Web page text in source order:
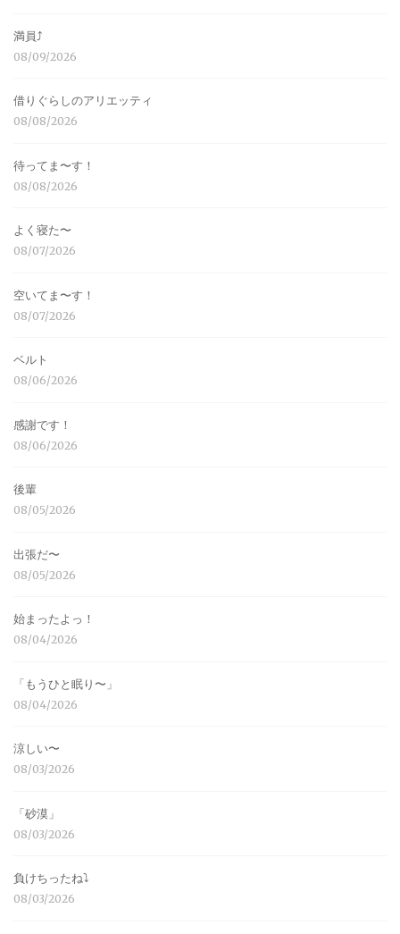
満員⤴︎
08/09/2026
借りぐらしのアリエッティ
08/08/2026
待ってま〜す！
08/08/2026
よく寝た〜
08/07/2026
空いてま〜す！
08/07/2026
ベルト
08/06/2026
感謝です！
08/06/2026
後輩
08/05/2026
出張だ〜
08/05/2026
始まったよっ！
08/04/2026
「もうひと眠り〜」
08/04/2026
涼しい〜
08/03/2026
「砂漠」
08/03/2026
負けちったね⤵︎
08/03/2026